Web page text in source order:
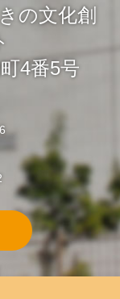
の文化創
4番5号